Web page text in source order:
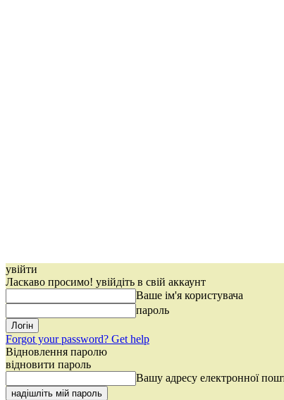
увійти
Ласкаво просимо! увійдіть в свій аккаунт
Ваше ім'я користувача
пароль
Forgot your password? Get help
Відновлення паролю
відновити пароль
Вашу адресу електронної